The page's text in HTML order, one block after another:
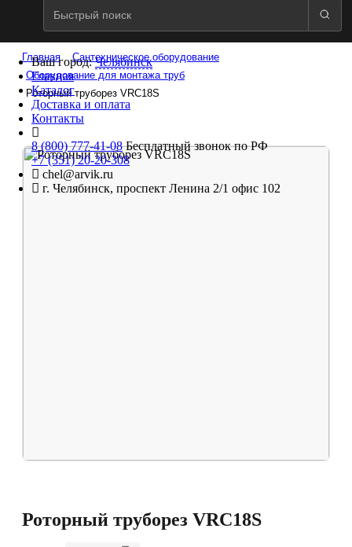
Ваш город:Челябинск
Главная
Каталог
Доставка и оплата
Контакты
8 (800) 777-41-08 Бесплатный звонок по РФ
+7 (351) 20-20-308
chel@arvik.ru
г. Челябинск, проспект Ленина 2/1 офис 102
Главная
Сантехническое оборудование
Оборудование для монтажа труб
Роторный труборез VRC18S
Роторный труборез VRC18S